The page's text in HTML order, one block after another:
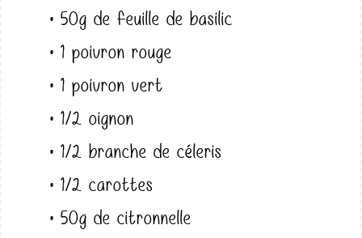
• 50g de feuille de basilic
• 1 poivron rouge
• 1 poivron vert
• 1/2 oignon
• 1/2 branche de céleris
• 1/2 carottes
• 50g de citronnelle